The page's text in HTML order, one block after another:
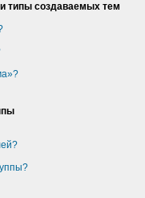
типы создаваемых тем